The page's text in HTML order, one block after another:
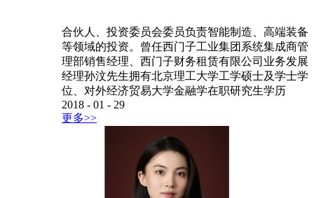
合伙人、投资委员会委员负责智能制造、高端装备
等领域的投资。曾任西门子工业集团系统集成商管
理部销售经理、西门子财务租赁有限公司业务发展
经理孙汶先生拥有北京理工大学工学硕士及学士学
位、对外经济贸易大学金融学在职研究生学历
2018 - 01 - 29
更多>>